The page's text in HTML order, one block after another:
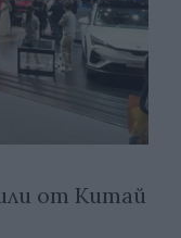
от Китай